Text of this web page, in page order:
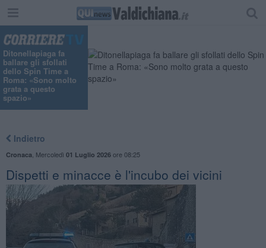
Ditonellapiaga fa
ballare gli sfollati
dello Spin Time a
Roma: «Sono molto
grata a questo
spazio»
Indietro
Cronaca Mercoledì 01 Luglio 2026ore 08:25
Dispetti e minacce è l'incubo dei vicini